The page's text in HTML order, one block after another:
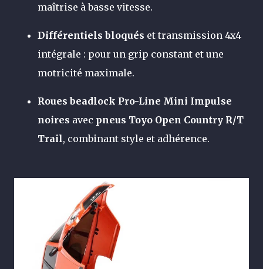
maîtrise à basse vitesse.
Différentiels bloqués et transmission 4x4
intégrale : pour un grip constant et une
motricité maximale.
Roues beadlock Pro-Line Mini Impulse
noires avec pneus Toyo Open Country R/T
Trail, combinant style et adhérence.